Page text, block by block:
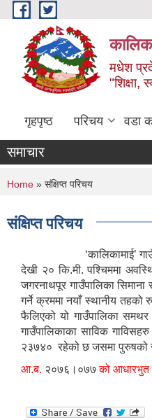
Skip to main content
मधेश
"शिक्षा,
गृहपृष्ठ परिचय वडा
समाचार
You are here
Home » संक्षिप्त परिचय
संक्षिप्त परिचय
‘कालिकामाई’ गाउँपालिका
देखी २० कि.मी. पश्चिममा
जगरनाथपूर गाउँपालिका
गर्ने क्रममा नयाँ स्थानीय
फैलिएको यो गाउँपालिका
गाउँपालिकाका साविक
२३७४० रहेको छ जसमा पुरुषको
आ.ब. २०७६।०७७को आधारभुत